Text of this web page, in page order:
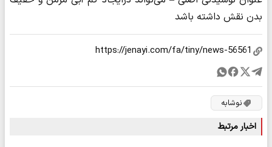
بدن نقش داشته باشد
نوشابه
اخبار مرتبط